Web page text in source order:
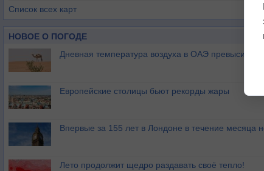
Список всех карт
НОВОЕ О ПОГОДЕ
Дневная температура воздуха в ОАЭ превысила
Европейские столицы бьют рекорды жары
Впервые за 155 лет в Лондоне в течение месяца
Лето продолжит щедро раздавать своё тепло!